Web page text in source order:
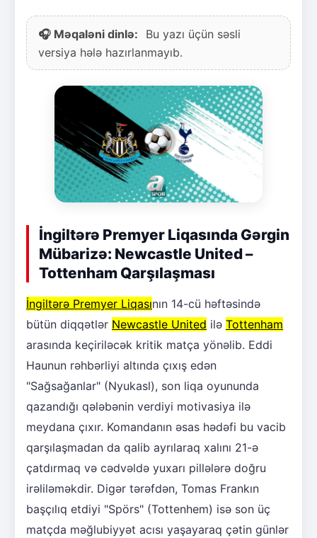
🎧 Məqaləni dinlə:
Bu yazı üçün səsli
versiya hələ hazırlanmayıb.
İngiltərə Premyer Liqasında Gərgin
Mübarizə: Newcastle United –
Tottenham Qarşılaşması
İngiltərə Premyer Liqasının 14-cü həftəsində
bütün diqqətlər Newcastle United ilə Tottenham
arasında keçiriləcək kritik matça yönəlib. Eddi
Haunun rəhbərliyi altında çıxış edən
"Sağsağanlar" (Nyukasl), son liqa oyununda
qazandığı qələbənin verdiyi motivasiya ilə
meydana çıxır. Komandanın əsas hədəfi bu vacib
qarşılaşmadan da qalib ayrılaraq xalını 21-ə
çatdırmaq və cədvəldə yuxarı pillələrə doğru
irəliləməkdir. Digər tərəfdən, Tomas Frankın
başçılıq etdiyi "Spörs" (Tottenhem) isə son üç
matçda məğlubiyyət acısı yaşayaraq çətin günlər